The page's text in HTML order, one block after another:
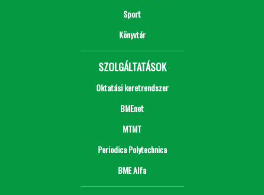
Sport
Könyvtár
SZOLGÁLTATÁSOK
Oktatási keretrendszer
BMEnet
MTMT
Periodica Polytechnica
BME Alfa